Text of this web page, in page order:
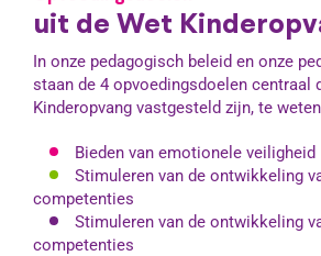
uit de Wet
In onze pedagogisch beleid en onze
staan de 4 opvoedingsdoelen centraal
Kinderopvang vastgesteld zijn, te
Bieden van emotionele veiligheid
Stimuleren van de ontwikkeling
competenties
Stimuleren van de ontwikkeling
competenties